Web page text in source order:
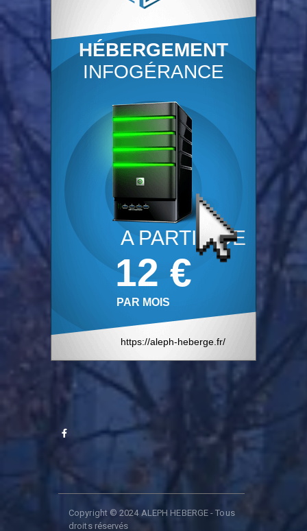
Copyright © 2024 ALEPH HEBERGE - Tous
droits réservés